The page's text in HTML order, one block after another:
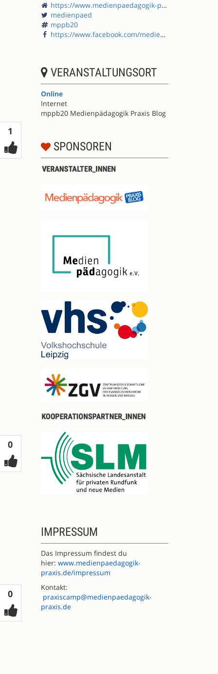
1
0Votes
0Votes
https://www.medienpaedagogik-praxis.de/
medienpaed
mppb20
https://www.facebook.com/medienpaedagogik/
VERANSTALTUNGSORT
Online
Internet
mppb20 Medienpädagogik Praxis Blog
SPONSOREN
IMPRESSUM
Das Impressum findest du
hier: www.medienpaedagogik-
praxis.de/impressum
Kontakt:
praxiscamp@medienpaedagogik-
praxis.de